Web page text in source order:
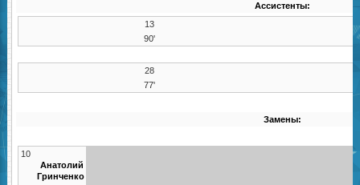
Ассистенты:
13
90'
28
77'
Замены:
10
Анатолий
Гринченко